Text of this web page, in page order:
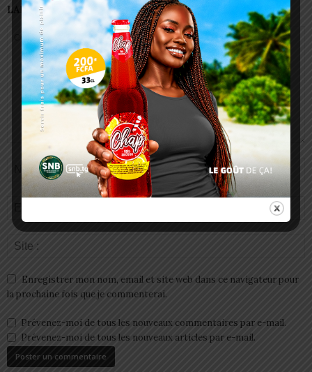
LAISSER UN COMMENTAIRE
Enregistrer mon nom, email et site web dans ce navigateur pour
la prochaine fois que je commenterai.
Prévenez-moi de tous les nouveaux commentaires par e-mail.
Prévenez-moi de tous les nouveaux articles par e-mail.